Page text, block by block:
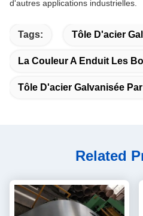
d'autres applications industrielles.
Tags: Tôle D'acier
La Couleur A Enduit Les
Tôle D'acier Galvanisée
Related